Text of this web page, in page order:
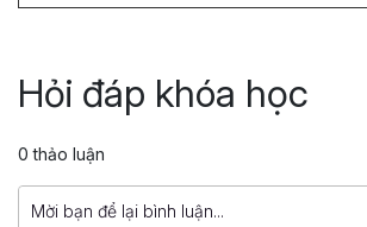
Tổng số 3 giờ
30 bài giảng
1,500,000
Hỏi đáp khóa học
0 thảo luận